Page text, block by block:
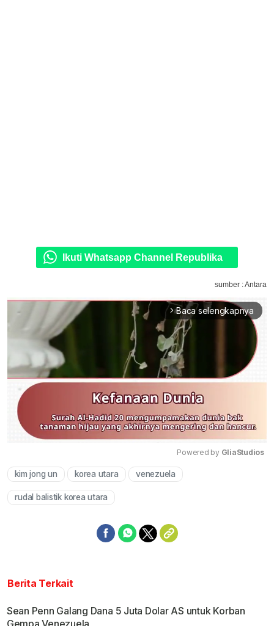
Ikuti Whatsapp Channel Republika
sumber : Antara
arrow_forward_ios Baca selengkapnya
Powered by GliaStudios
kim jong un korea utara venezuela
rudal balistik korea utara
Berita Terkait
Sean Penn Galang Dana 5 Juta Dolar AS untuk Korban